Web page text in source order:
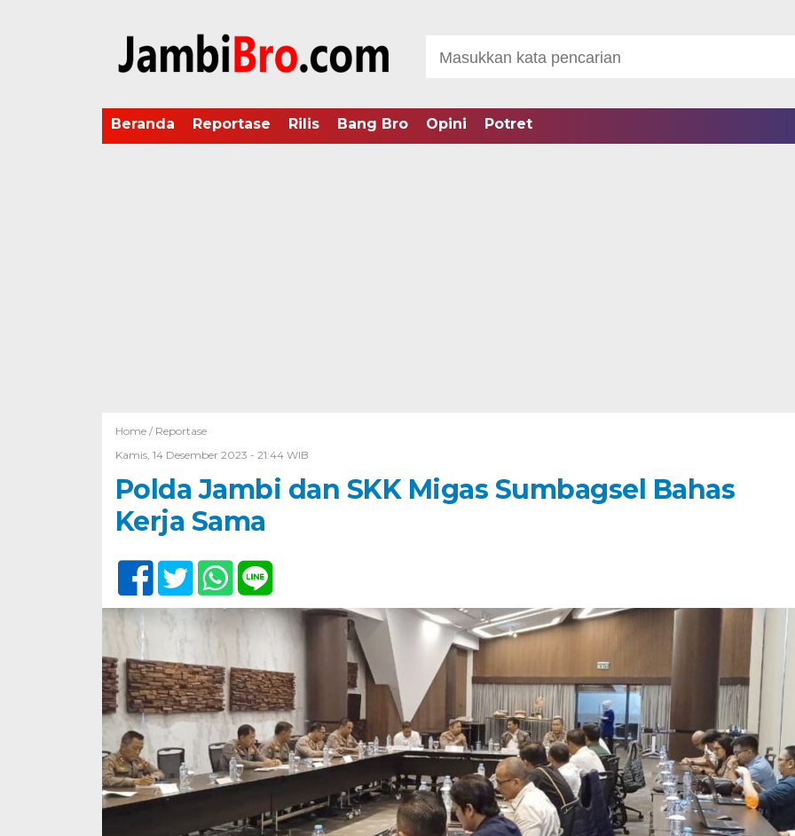
Beranda Reportase Rilis Bang Bro Opini Potret
Home / Reportase
Kamis, 14 Desember 2023 - 21:44 WIB
Polda Jambi dan SKK Migas Sumbagsel Bahas
Kerja Sama